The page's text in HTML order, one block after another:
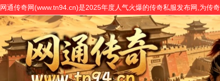
网通传奇网(www.tn94.cn)是2025年度人气火爆的传奇私服发布网,为传
表,是传奇私服网站客户最信赖的传奇SF开原版!